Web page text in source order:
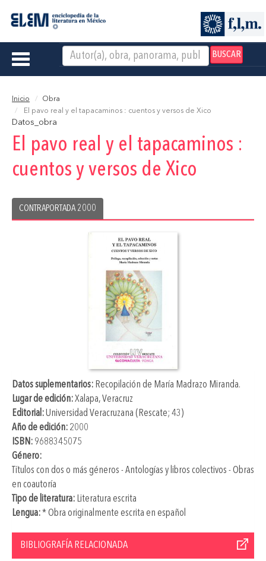
BUSCAR
Toggle
Inicio
Obra
El pavo real y el tapacaminos : cuentos y versos de Xico
Datos_obra
El pavo real y el tapacaminos :
cuentos y versos de Xico
CONTRAPORTADA 2000
Datos suplementarios: Recopilación de María Madrazo Miranda.
Lugar de edición:Xalapa, Veracruz
Editorial:Universidad Veracruzana (Rescate; 43)
Año de edición: 2000
ISBN: 9688345075
Género:
Títulos con dos o más géneros - Antologías y libros colectivos - Obras
en coautoría
Tipo de literatura: Literatura escrita
Lengua:* Obra originalmente escrita en español
BIBLIOGRAFÍA RELACIONADA